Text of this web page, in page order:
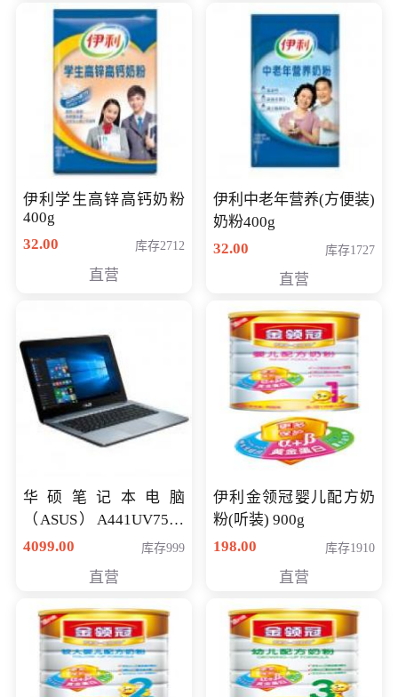
伊利学生高锌高钙奶粉
400g
32.00
库存2712
直营
伊利中老年营养(方便装)
奶粉400g
32.00
库存1727
直营
华硕笔记本电脑
（ASUS）A441UV7500
顽石（7代i7-7500U 4G
4099.00 库存999
直营
伊利金领冠婴儿配方奶
粉(听装) 900g
198.00
库存1910
直营